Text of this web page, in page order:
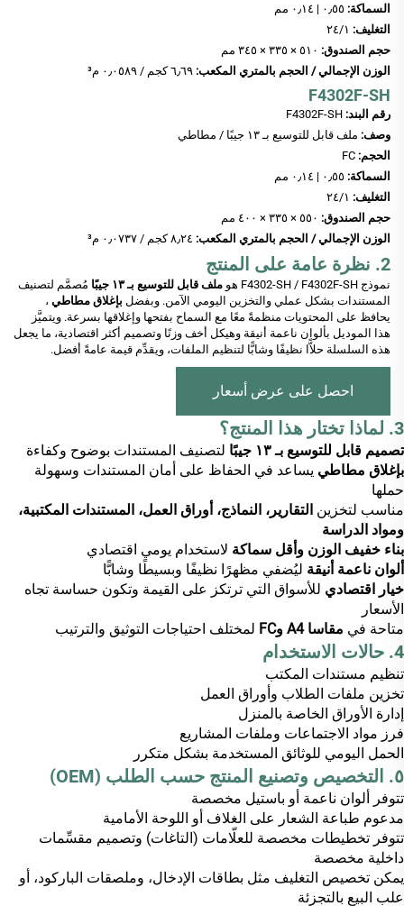
السماكة: ٠٫٥٥ | ٠٫١٤ مم
التغليف: ١‏/٢٤
حجم الصندوق: ٥١٠ × ٣٣٥ × ٣٤٥ مم
الوزن الإجمالي / الحجم بالمتري المكعب: ٦٫٦٩ كجم / ٠٫٠٥٨٩ م³
F4302F-SH
رقم البند: F4302F-SH
وصف: ملف قابل للتوسيع بـ ١٣ جيبًا / مطاطي
الحجم: FC
السماكة: ٠٫٥٥ | ٠٫١٤ مم
التغليف: ١‏/٢٤
حجم الصندوق: ٥٥٠ × ٣٣٥ × ٤٠٠ مم
الوزن الإجمالي / الحجم بالمتري المكعب: ٨٫٢٤ كجم / ٠٫٠٧٣٧ م³
2. نظرة عامة على المنتج
نموذج F4302-SH / F4302F-SH هو ملف قابل للتوسيع بـ ١٣ جيبًا
مُصمَّم لتصنيف
المستندات بشكل عملي والتخزين اليومي الآمن. وبفضل بإغلاق مطاطي ،
يحافظ على المحتويات منظمةً معًا مع السماح بفتحها وإغلاقها بسرعة. ويتميَّز
هذا الموديل بألوان ناعمة أنيقة وهيكل أخف وزنًا وتصميم أكثر اقتصادية، ما يجعل
هذه السلسلة حلاًّا نظيفًا وشابًّا لتنظيم الملفات، ويقدِّم قيمة عامةً أفضل.
احصل على عرض أسعار
3. لماذا تختار هذا المنتج؟
تصميم قابل للتوسيع بـ ١٣ جيبًا
لتصنيف المستندات بوضوح وكفاءة
بإغلاق مطاطي يساعد في الحفاظ على أمان المستندات وسهولة
حملها
مناسب لتخزين التقارير، النماذج، أوراق العمل، المستندات المكتبية،
ومواد الدراسة
بناء خفيف الوزن وأقل سماكة لاستخدام يومي اقتصادي
ألوان ناعمة أنيقة ليُضفي مظهرًا نظيفًا وبسيطًا وشابًّا
خيار اقتصادي للأسواق التي ترتكز على القيمة وتكون حساسة تجاه
الأسعار
متاحة في مقاسا A4 وFC لمختلف احتياجات التوثيق والترتيب
4. حالات الاستخدام
تنظيم مستندات المكتب
تخزين ملفات الطلاب وأوراق العمل
إدارة الأوراق الخاصة بالمنزل
فرز مواد الاجتماعات وملفات المشاريع
الحمل اليومي للوثائق المستخدمة بشكل متكرر
٥. التخصيص وتصنيع المنتج حسب الطلب (OEM)
تتوفر ألوان ناعمة أو باستيل مخصصة
مدعوم طباعة الشعار على الغلاف أو اللوحة الأمامية
تتوفر تخطيطات مخصصة للعلّامات (التاغات) وتصميم مقسِّمات
داخلية مخصصة
يمكن تخصيص التغليف مثل بطاقات الإدخال، وملصقات الباركود، أو
علب البيع بالتجزئة